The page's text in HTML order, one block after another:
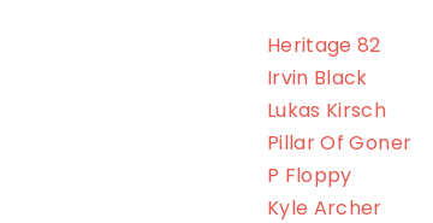
Heritage 82
Irvin Black
Lukas Kirsch
Pillar Of Goner
P Floppy
Kyle Archer